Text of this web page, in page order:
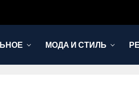
МОДА И СТИЛЬ